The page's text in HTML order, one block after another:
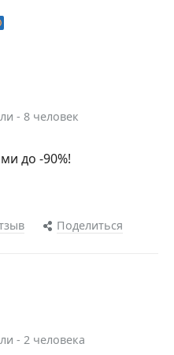
- 8 человек
до -90%!
Поделиться
- 2 человека